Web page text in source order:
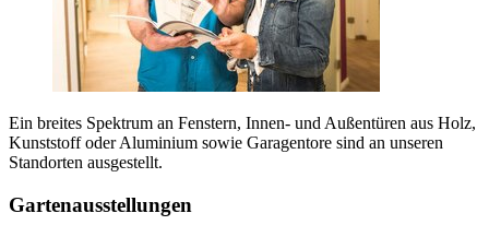
Ein breites Spektrum an Fenstern, Innen- und Außentüren aus Holz,
Kunststoff oder Aluminium sowie Garagentore sind an unseren
Standorten ausgestellt.
Gartenausstellungen